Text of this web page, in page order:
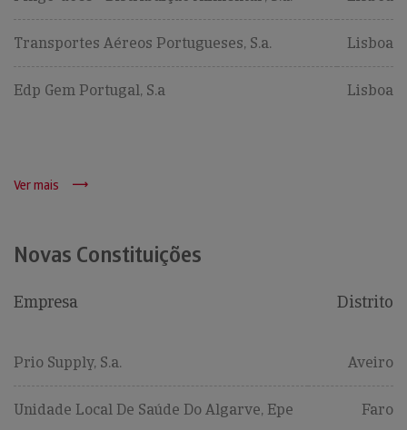
Transportes Aéreos Portugueses, S.a. Lisboa
Edp Gem Portugal, S.a Lisboa
Ver mais
Novas Constituições
Empresa Distrito
Prio Supply, S.a. Aveiro
Unidade Local De Saúde Do Algarve, Epe Faro